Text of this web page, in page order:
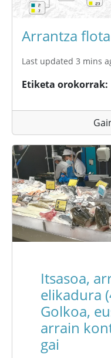
Arrantza
Last updated 3 mins
Etiketa orokorrak
Itsasoa,
elikadura
Golkoa,
arrain
gai